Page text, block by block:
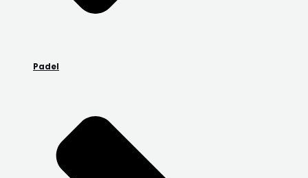
Padel